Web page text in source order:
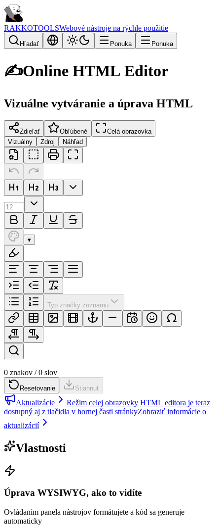
RAKKOTOOLSWebové nástroje na rýchle použitie
Hľadať Ponuka Ponuka
✍️Online HTML Editor
Vizuálne vytváranie a úprava HTML
Zdieľať Obľúbené
Celá obrazovka
Vizuálny
Zdroj Náhľad
▾
Typ značky zoznamu
0 znakov / 0 slov
Resetovanie Stiahnuť
Aktualizácie
Režim celej obrazovky HTML editora je teraz
dostupný aj z tlačidla v hornej časti stránkyZobraziť informácie o
aktualizácií
Vlastnosti
Úprava WYSIWYG, ako to vidíte
Ovládaním panela nástrojov formátujete a kód sa generuje
automaticky